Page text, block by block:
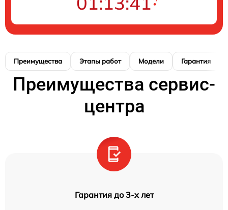
Преимущества Этапы работ Модели Гарантия
Преимущества сервис-
центра
Гарантия до 3-х лет